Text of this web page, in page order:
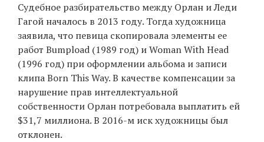
Судебное разбирательство между Орлан и Леди
Гагой началось в 2013 году. Тогда художница
заявила, что певица скопировала элементы ее
работ Bumpload (1989 год) и Woman With Head
(1996 год) при оформлении альбома и записи
клипа Born This Way. В качестве компенсации за
нарушение прав интеллектуальной
собственности Орлан потребовала выплатить ей
$31,7 миллиона. В 2016-м иск художницы был
отклонен.